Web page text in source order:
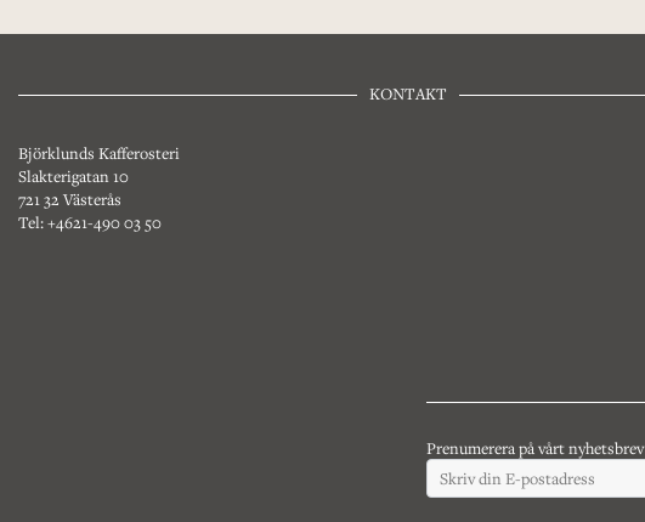
KONTAKT
Björklunds Kafferosteri
Slakterigatan 10
721 32 Västerås
Tel: +4621-490 03 50
Prenumerera på vårt nyhetsbrev